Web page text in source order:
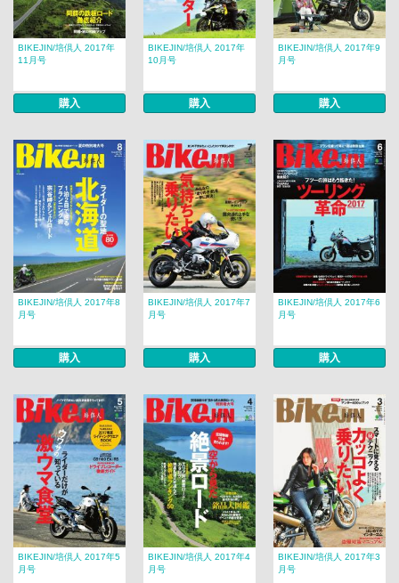
BIKEJIN/培倶人 2017年
11月号
購入
BIKEJIN/培倶人 2017年
10月号
購入
BIKEJIN/培倶人 2017年9
月号
購入
BIKEJIN/培倶人 2017年8
月号
購入
BIKEJIN/培倶人 2017年7
月号
購入
BIKEJIN/培倶人 2017年6
月号
購入
BIKEJIN/培倶人 2017年5
月号
BIKEJIN/培倶人 2017年4
月号
BIKEJIN/培倶人 2017年3
月号